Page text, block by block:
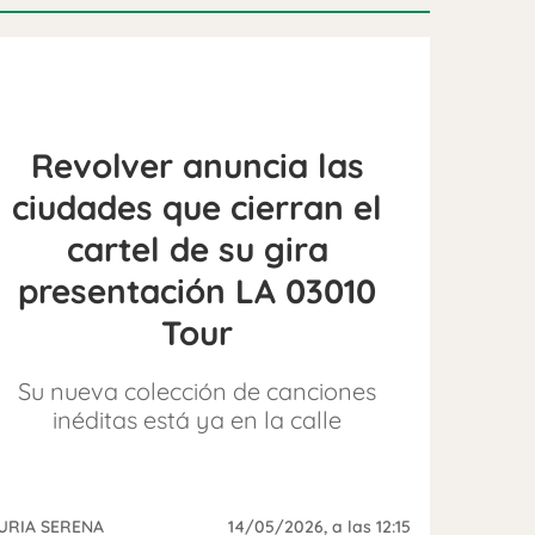
Revolver anuncia las
ciudades que cierran el
cartel de su gira
presentación LA 03010
Tour
Su nueva colección de canciones
inéditas está ya en la calle
SERENA 14/05/2026, a las 12:15